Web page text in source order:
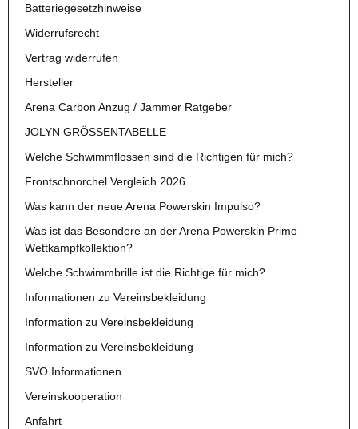
Batteriegesetzhinweise
Widerrufsrecht
Vertrag widerrufen
Hersteller
Arena Carbon Anzug / Jammer Ratgeber
JOLYN GRÖSSENTABELLE
Welche Schwimmflossen sind die Richtigen für mich?
Frontschnorchel Vergleich 2026
Was kann der neue Arena Powerskin Impulso?
Was ist das Besondere an der Arena Powerskin Primo
Wettkampfkollektion?
Welche Schwimmbrille ist die Richtige für mich?
Informationen zu Vereinsbekleidung
Information zu Vereinsbekleidung
Information zu Vereinsbekleidung
SVO Informationen
Vereinskooperation
Anfahrt